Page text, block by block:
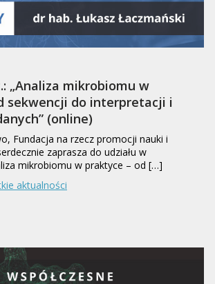
„Analiza mikrobiomu w
sekwencji do interpretacji i
(online)
Fundacja na rzecz promocji nauki i
zaprasza do udziału w
mikrobiomu w praktyce – od […]
aktualności